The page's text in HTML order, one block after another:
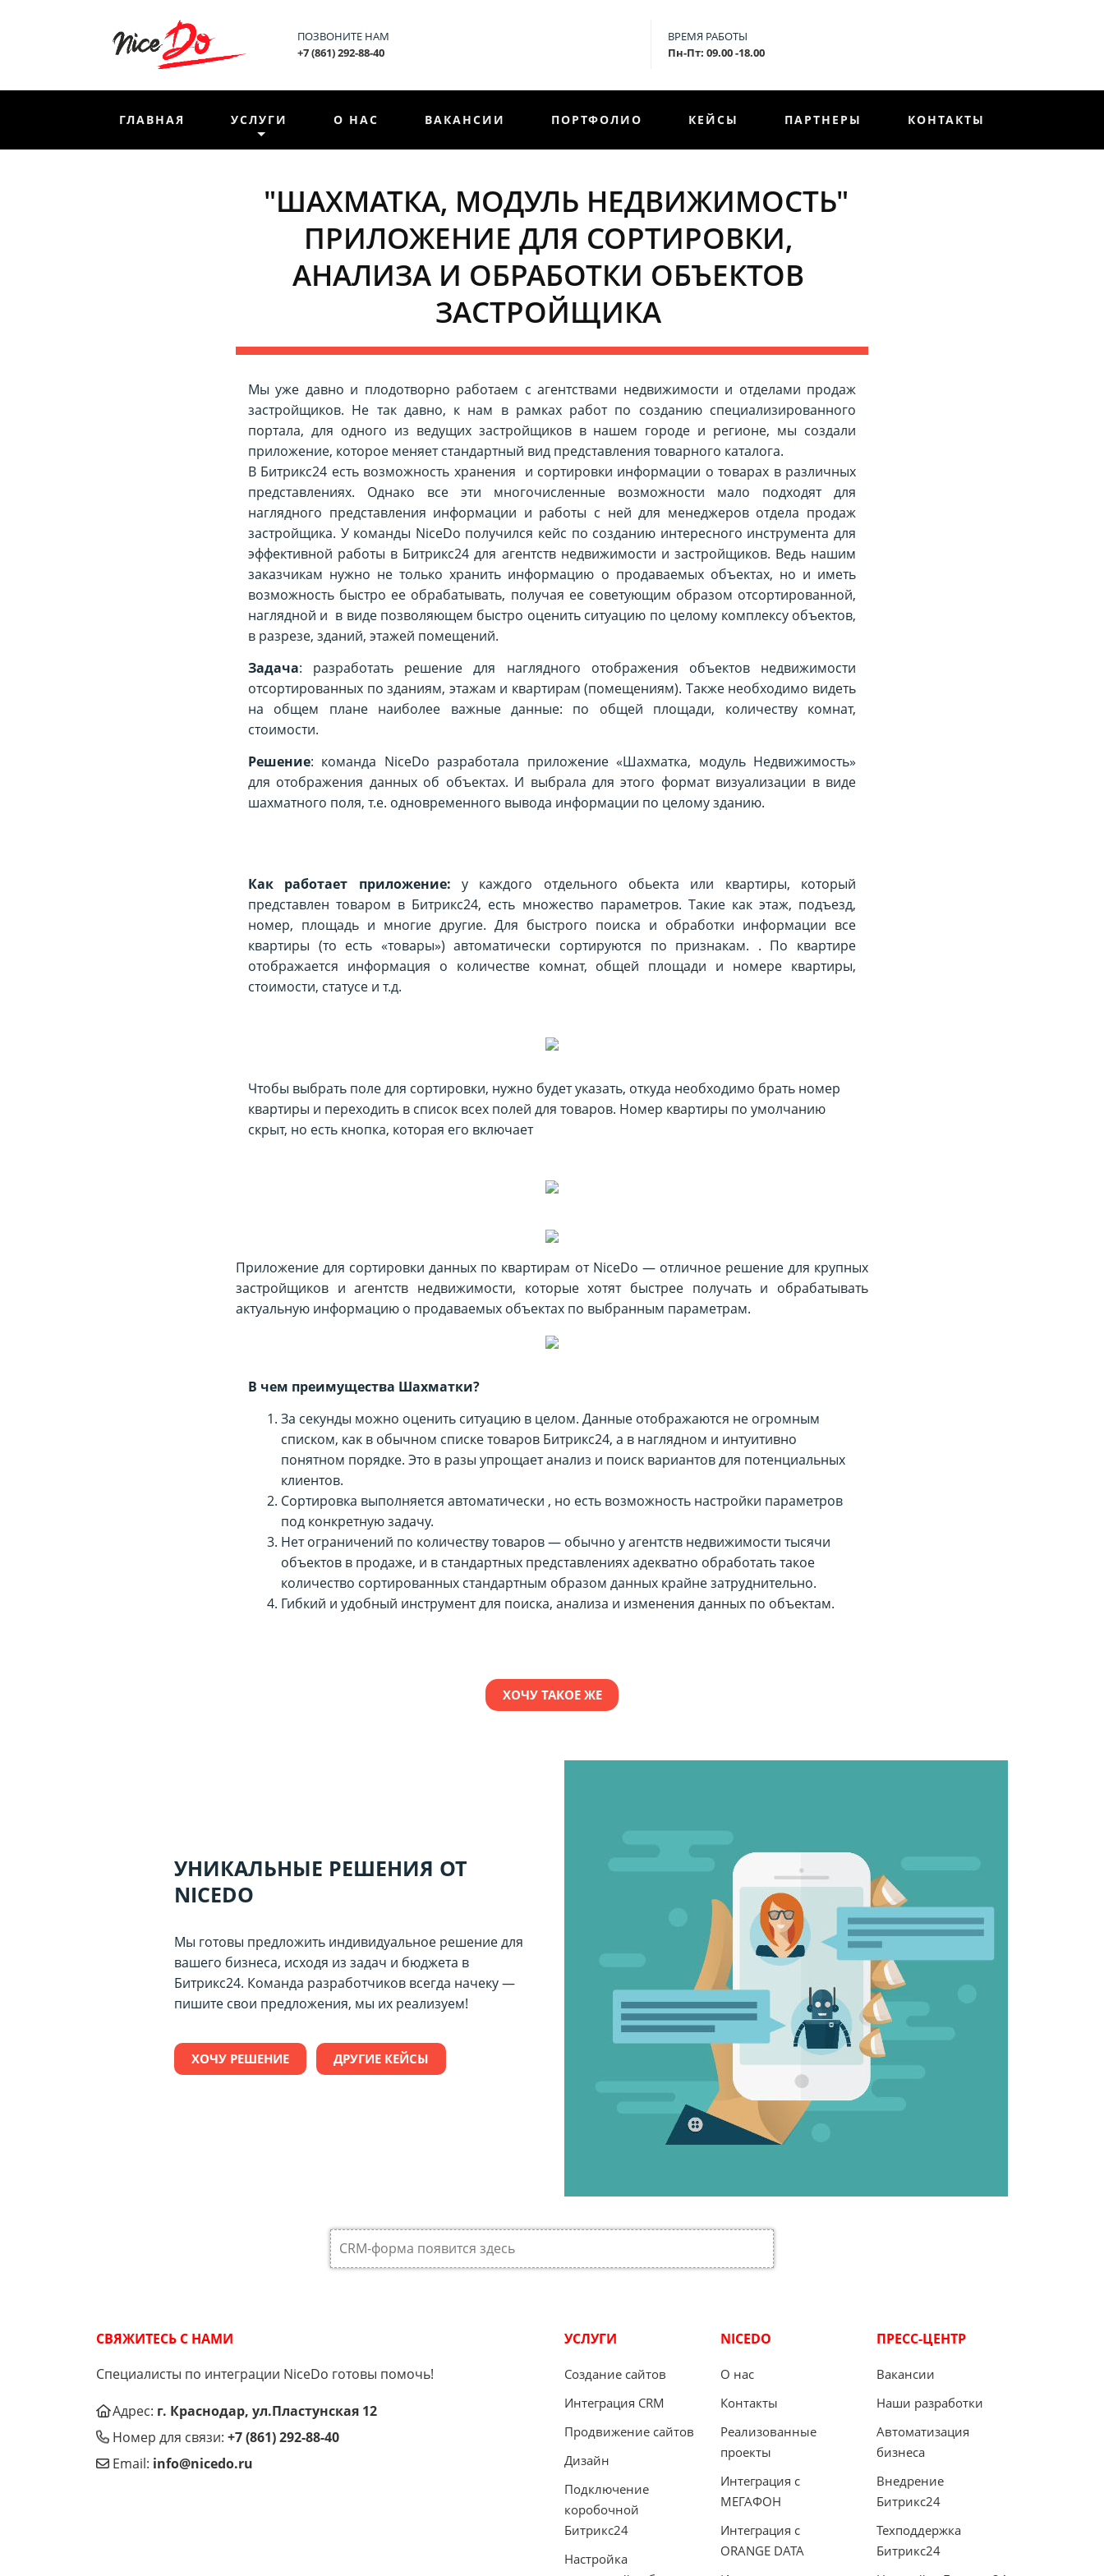
ПОЗВОНИТЕ НАМ
+7 (861) 292-88-40
ВРЕМЯ РАБОТЫ
Пн-Пт: 09.00 -18.00
ГЛАВНАЯ УСЛУГИ О НАС ВАКАНСИИ ПОРТФОЛИО КЕЙСЫ ПАРТНЕРЫ КОНТАКТЫ
"ШАХМАТКА, МОДУЛЬ НЕДВИЖИМОСТЬ"
ПРИЛОЖЕНИЕ ДЛЯ СОРТИРОВКИ,
АНАЛИЗА И ОБРАБОТКИ ОБЪЕКТОВ
ЗАСТРОЙЩИКА
Мы уже давно и плодотворно работаем с агентствами недвижимости и отделами продаж
застройщиков. Не так давно, к нам в рамках работ по созданию специализированного
портала, для одного из ведущих застройщиков в нашем городе и регионе, мы создали
приложение, которое меняет стандартный вид представления товарного каталога.
В Битрикс24 есть возможность хранения и сортировки информации о товарах в различных
представлениях. Однако все эти многочисленные возможности мало подходят для
наглядного представления информации и работы с ней для менеджеров отдела продаж
застройщика. У команды NiceDo получился кейс по созданию интересного инструмента для
эффективной работы в Битрикс24 для агентств недвижимости и застройщиков. Ведь нашим
заказчикам нужно не только хранить информацию о продаваемых объектах, но и иметь
возможность быстро ее обрабатывать, получая ее советующим образом отсортированной,
наглядной и в виде позволяющем быстро оценить ситуацию по целому комплексу объектов,
в разрезе, зданий, этажей помещений.
Задача: разработать решение для наглядного отображения объектов недвижимости
отсортированных по зданиям, этажам и квартирам (помещениям). Также необходимо видеть
на общем плане наиболее важные данные: по общей площади, количеству комнат,
стоимости.
Решение: команда NiceDo разработала приложение «Шахматка, модуль Недвижимость»
для отображения данных об объектах. И выбрала для этого формат визуализации в виде
шахматного поля, т.е. одновременного вывода информации по целому зданию.
Как работает приложение: у каждого отдельного обьекта или квартиры, который
представлен товаром в Битрикс24, есть множество параметров. Такие как этаж, подъезд,
номер, площадь и многие другие. Для быстрого поиска и обработки информации все
квартиры (то есть «товары») автоматически сортируются по признакам. . По квартире
отображается информация о количестве комнат, общей площади и номере квартиры,
стоимости, статусе и т.д.
Чтобы выбрать поле для сортировки, нужно будет указать, откуда необходимо брать номер
квартиры и переходить в список всех полей для товаров. Номер квартиры по умолчанию
скрыт, но есть кнопка, которая его включает
Приложение для сортировки данных по квартирам от NiceDo — отличное решение для крупных
застройщиков и агентств недвижимости, которые хотят быстрее получать и обрабатывать
актуальную информацию о продаваемых объектах по выбранным параметрам.
В чем преимущества Шахматки?
За секунды можно оценить ситуацию в целом. Данные отображаются не огромным
списком, как в обычном списке товаров Битрикс24, а в наглядном и интуитивно
понятном порядке. Это в разы упрощает анализ и поиск вариантов для потенциальных
клиентов.
Сортировка выполняется автоматически , но есть возможность настройки параметров
под конкретную задачу.
Нет ограничений по количеству товаров — обычно у агентств недвижимости тысячи
объектов в продаже, и в стандартных представлениях адекватно обработать такое
количество сортированных стандартным образом данных крайне затруднительно.
Гибкий и удобный инструмент для поиска, анализа и изменения данных по объектам.
ХОЧУ ТАКОЕ ЖЕ
УНИКАЛЬНЫЕ РЕШЕНИЯ ОТ
NICEDO
Мы готовы предложить индивидуальное решение для
вашего бизнеса, исходя из задач и бюджета в
Битрикс24. Команда разработчиков всегда начеку —
пишите свои предложения, мы их реализуем!
ХОЧУ РЕШЕНИЕ ДРУГИЕ КЕЙСЫ
CRM-форма появится здесь
СВЯЖИТЕСЬ С НАМИ
Специалисты по интеграции NiceDo готовы помочь!
Адрес: г. Краснодар, ул.Пластунская 12
Номер для связи: +7 (861) 292-88-40
Email: info@nicedo.ru
УСЛУГИ
Создание сайтов
Интеграция CRM
Продвижение сайтов
Дизайн
Подключение
коробочной
Битрикс24
Настройка
NICEDO
О нас
Контакты
Реализованные
проекты
Интеграция с
МЕГАФОН
Интеграция с
ORANGE DATA
ПРЕСС-ЦЕНТР
Вакансии
Наши разработки
Автоматизация
бизнеса
Внедрение
Битрикс24
Техподдержка
Битрикс24